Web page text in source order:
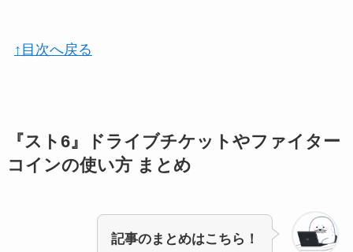
↑目次へ戻る
『スト6』ドライブチケットやファイター
コインの使い方 まとめ
記事のまとめはこちら！